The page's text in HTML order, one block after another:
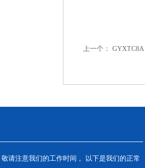
上一个：
请注意我们的工作时间 。以下是我们的正常